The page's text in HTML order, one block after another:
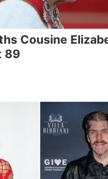
Cousine
89